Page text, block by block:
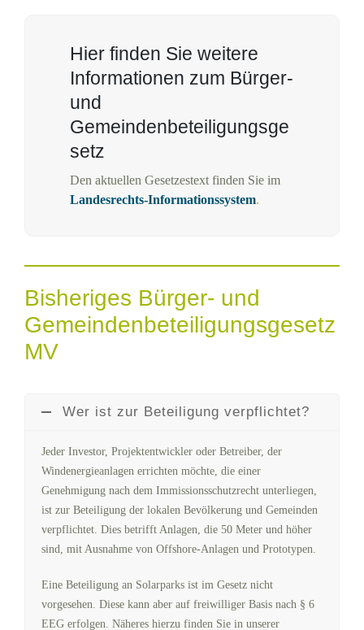
Hier finden Sie weitere
Informationen zum Bürger-
und
Gemeindenbeteiligungsge
setz
Den aktuellen Gesetzestext finden Sie im
Landesrechts-Informationssystem.
Bisheriges Bürger- und
Gemeindenbeteiligungsgesetz
MV
Wer ist zur Beteiligung verpflichtet?
Jeder Investor, Projektentwickler oder Betreiber, der
Windenergieanlagen errichten möchte, die einer
Genehmigung nach dem Immissionsschutzrecht unterliegen,
ist zur Beteiligung der lokalen Bevölkerung und Gemeinden
verpflichtet. Dies betrifft Anlagen, die 50 Meter und höher
sind, mit Ausnahme von Offshore-Anlagen und Prototypen.
Eine Beteiligung an Solarparks ist im Gesetz nicht
vorgesehen. Diese kann aber auf freiwilliger Basis nach § 6
EEG erfolgen. Näheres hierzu finden Sie in unserer